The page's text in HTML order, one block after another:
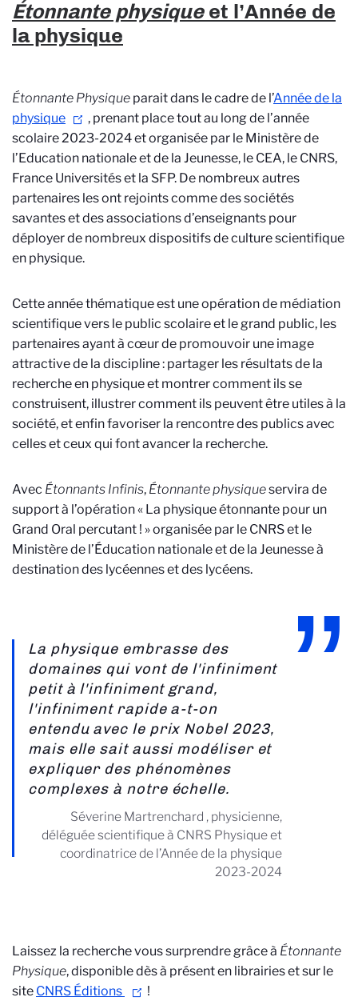
Étonnante physiqueet l’Année de
la physique
Étonnante Physique parait dans le cadre de l’Année de la
physique
, prenant place tout au long de l’année
scolaire 2023-2024 et organisée par le Ministère de
l’Education nationale et de la Jeunesse, le CEA, le CNRS,
France Universités et la SFP. De nombreux autres
partenaires les ont rejoints comme des sociétés
savantes et des associations d’enseignants pour
déployer de nombreux dispositifs de culture scientifique
en physique.
Cette année thématique est une opération de médiation
scientifique vers le public scolaire et le grand public, les
partenaires ayant à cœur de promouvoir une image
attractive de la discipline : partager les résultats de la
recherche en physique et montrer comment ils se
construisent, illustrer comment ils peuvent être utiles à la
société, et enfin favoriser la rencontre des publics avec
celles et ceux qui font avancer la recherche.
Avec Étonnants Infinis, Étonnante physiqueservira de
support à l’opération « La physique étonnante pour un
Grand Oral percutant ! » organisée par le CNRS et le
Ministère de l’Éducation nationale et de la Jeunesse à
destination des lycéennes et des lycéens.
La physique embrasse des
domaines qui vont de l'infiniment
petit à l'infiniment grand,
l'infiniment rapide a-t-on
entendu avec le prix Nobel 2023,
mais elle sait aussi modéliser et
expliquer des phénomènes
complexes à notre échelle.
Séverine Martrenchard , physicienne,
déléguée scientifique à CNRS Physique et
coordinatrice de l’Année de la physique
2023-2024
Laissez la recherche vous surprendre grâce à Étonnante
Physique, disponible dès à présent en librairies et sur le
site CNRS Éditions !